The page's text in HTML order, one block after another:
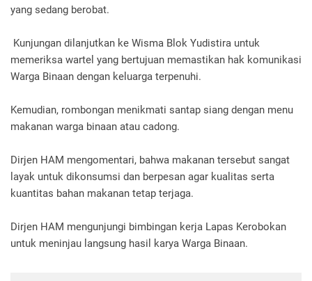
yang sedang berobat.
Kunjungan dilanjutkan ke Wisma Blok Yudistira untuk
memeriksa wartel yang bertujuan memastikan hak komunikasi
Warga Binaan dengan keluarga terpenuhi.
Kemudian, rombongan menikmati santap siang dengan menu
makanan warga binaan atau cadong.
Dirjen HAM mengomentari, bahwa makanan tersebut sangat
layak untuk dikonsumsi dan berpesan agar kualitas serta
kuantitas bahan makanan tetap terjaga.
Dirjen HAM mengunjungi bimbingan kerja Lapas Kerobokan
untuk meninjau langsung hasil karya Warga Binaan.